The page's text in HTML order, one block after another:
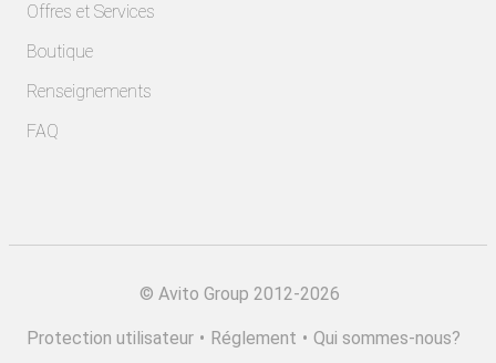
Offres et Services
Boutique
Renseignements
FAQ
© Avito Group 2012-2026
Protection utilisateur • Réglement • Qui sommes-nous?